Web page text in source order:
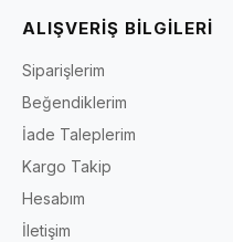
ALIŞVERİŞ BİLGİLERİ
Siparişlerim
Beğendiklerim
İade Taleplerim
Kargo Takip
Hesabım
İletişim